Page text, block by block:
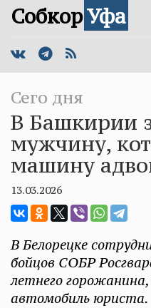
СобкорУфа
Сего дня
В Башкирии
мужчину,
машину
13.03.2026
В Белорецке
бойцов СОБР
летнего
автомобиль юриста.